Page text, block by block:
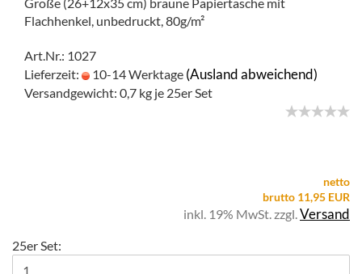
Flachhenkel, unbedruckt, 80g/m²
Art.Nr.: 1027
Lieferzeit:
10-14 Werktage (Ausland abweichend)
Versandgewicht: 0,7 kg je 25er Set
netto
brutto 11,95 EUR
inkl. 19% MwSt. zzgl.Versand
25er Set: